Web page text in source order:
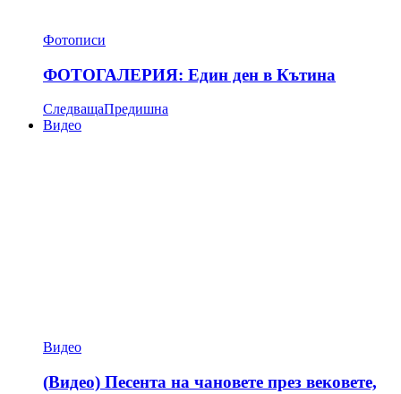
Фотописи
ФОТОГАЛЕРИЯ: Един ден в Кътина
СледващаПредишна
Видео
Видео
(Видео) Песента на чановете през вековете,